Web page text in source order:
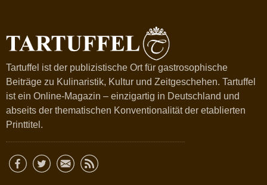
Tartuffel ist der publizistische Ort für gastrosophische
Beiträge zu Kulinaristik, Kultur und Zeitgeschehen. Tartuffel
ist ein Online-Magazin – einzigartig in Deutschland und
abseits der thematischen Konventionalität der etablierten
Printtitel.